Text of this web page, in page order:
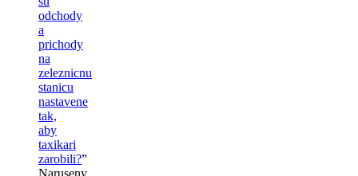
odchody
a
prichody
na
zeleznicnu
stanicu
nastavene
tak,
aby
taxikari
zarobili?”
Naruseny